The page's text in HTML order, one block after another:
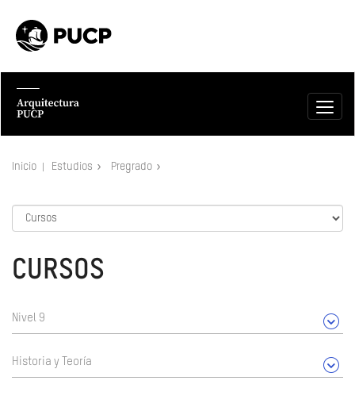
Inicio Estudios Pregrado
CURSOS
Nivel 9
Historia y Teoría